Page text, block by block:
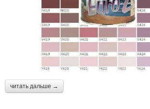
читать дальше →